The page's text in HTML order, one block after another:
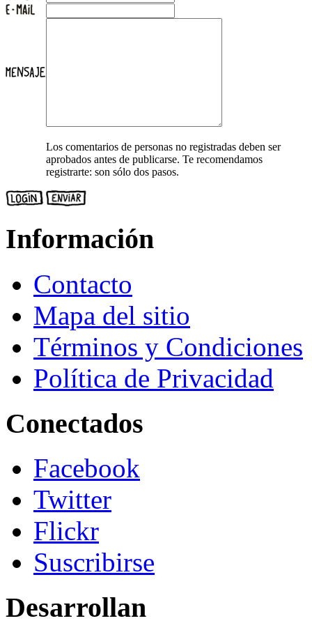
Los comentarios de personas no registradas deben ser
aprobados antes de publicarse. Te recomendamos
registrarte: son sólo dos pasos.
Información
Contacto
Mapa del sitio
Términos y Condiciones
Política de Privacidad
Conectados
Facebook
Twitter
Flickr
Suscribirse
Desarrollan